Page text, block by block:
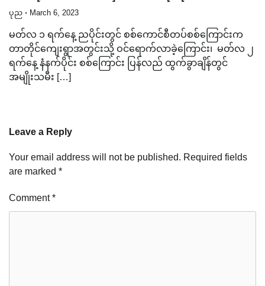
ပုည March 6, 2023
မတ်လ ၁ ရက်နေ့ ညပိုင်းတွင် စစ်ကောင်စီတပ်စစ်ကြောင်းက
တာတိုင်ကျေးရွာအတွင်းသို့ ဝင်ရောက်လာခဲ့ကြောင်း၊ မတ်လ ၂
ရက်နေ့ နံနက်ပိုင်း စစ်ကြောင်း ပြန်လည် ထွက်ခွာချိန်တွင်
အမျိုးသမီး […]
Leave a Reply
Your email address will not be published. Required fields
are marked *
Comment*